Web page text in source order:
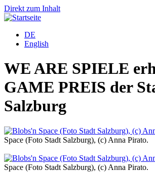
Direkt zum Inhalt
DE
English
WE ARE SPIELE
GAME PREIS der
Salzburg
Space (Foto Stadt Salzburg), (c) Anna Pirato.
Space (Foto Stadt Salzburg), (c) Anna Pirato.